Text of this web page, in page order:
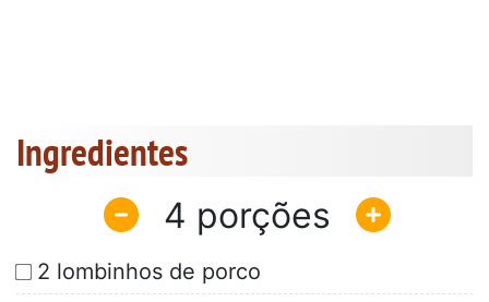
Ingredientes
4
2 lombinhos de porco